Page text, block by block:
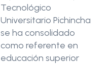
Tecnológico
Universitario Pichincha
se ha consolidado
como referente en
educación superior